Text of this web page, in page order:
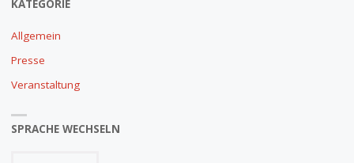
KATEGORIE
Allgemein
Presse
Veranstaltung
SPRACHE WECHSELN